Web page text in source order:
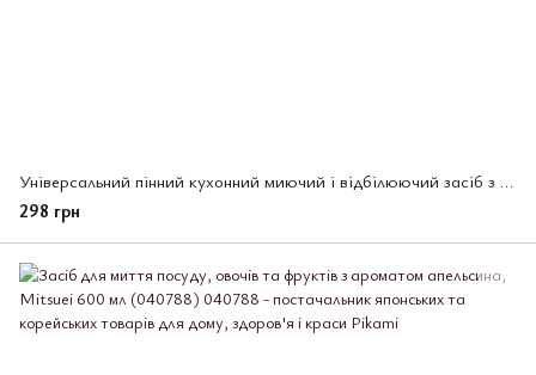
Універсальний пінний кухонний миючий і відбілюючий засіб з можливістю розпилення, Mitsuei 400 мл(040054)
298 грн